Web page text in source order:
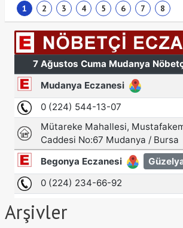
1 2 3 4 5 6 7 8
Arşivler